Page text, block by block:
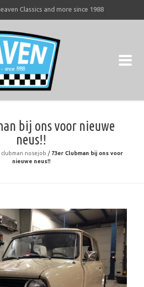
Classics and more since 1988
bij ons voor nieuwe
neus!!
clubman nosejob / 73er Clubman bij ons voor
nieuwe neus!!